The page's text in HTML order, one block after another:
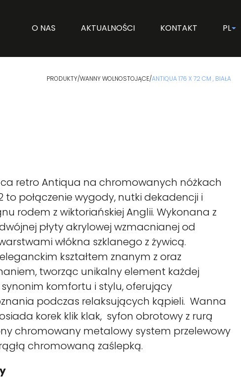
O NAS AKTUALNOŚCI KONTAKT PL
PRODUKTY/WANNY WOLNOSTOJĄCE/ANTIQUA 176 X 72 CM , BIAŁA
retro Antiqua na chromowanych nóżkach
to połączenie wygody, nutki dekadencji i
rodem z wiktoriańskiej Anglii. Wykonana z
płyty akrylowej wzmacnianej od
włókna szklanego z żywicą.
kształtem znanym z oraz
tworząc unikalny element każdej
synonim komfortu i stylu, oferujący
podczas relaksujących kąpieli. Wanna
korek klik klak, syfon obrotowy z rurą
chromowany metalowy system przelewowy
chromowaną zaślepką.